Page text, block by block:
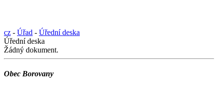
cz - Úřad - Úřední deska
Úřední deska
Žádný dokument.
Obec Borovany